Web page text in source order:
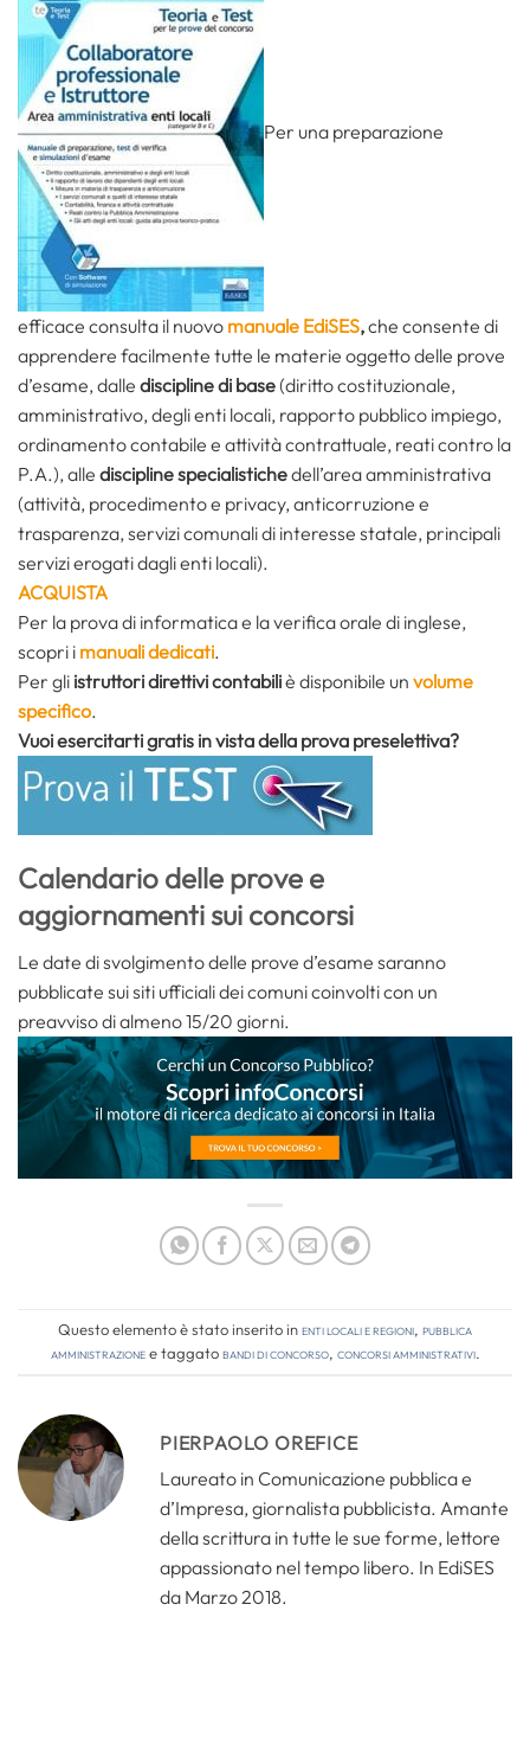
Per una preparazione
efficace consulta il nuovo manuale EdiSES,che consente di
apprendere facilmente tutte le materie oggetto delle prove
d’esame, dalle discipline di base(diritto costituzionale,
amministrativo, degli enti locali, rapporto pubblico impiego,
ordinamento contabile e attività contrattuale, reati contro la
P.A.), alle discipline specialistichedell’area amministrativa
(attività, procedimento e privacy, anticorruzione e
trasparenza, servizi comunali di interesse statale, principali
servizi erogati dagli enti locali).
ACQUISTA
Per la prova di informatica e la verifica orale di inglese,
scopri i manuali dedicati.
Per gli istruttori direttivi contabiliè disponibile un volume
specifico.
Vuoi esercitarti gratis in vista della prova preselettiva?
Calendario delle prove e
aggiornamenti sui concorsi
Le date di svolgimento delle prove d’esame saranno
pubblicate sui siti ufficiali dei comuni coinvolti con un
preavviso di almeno 15/20 giorni.
Questo elemento è stato inserito inEnti locali e regioni, Pubblica
amministrazionee taggatobandi di concorso, concorsi amministrativi.
PIERPAOLO OREFICE
Laureato in Comunicazione pubblica e
d’Impresa, giornalista pubblicista. Amante
della scrittura in tutte le sue forme, lettore
appassionato nel tempo libero. In EdiSES
da Marzo 2018.